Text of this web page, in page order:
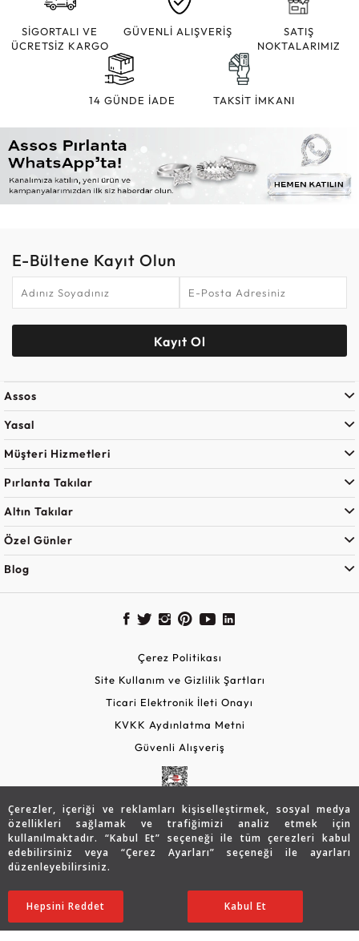
Çerezler, içeriği ve reklamları kişiselleştirmek, sosyal medya
özellikleri sağlamak ve trafiğimizi analiz etmek için
kullanılmaktadır. “Kabul Et” seçeneği ile tüm çerezleri kabul
edebilirsiniz veya “Çerez Ayarları” seçeneği ile ayarları
düzenleyebilirsiniz.
Ayarları Düzenle
Hepsini Reddet Kabul Et
113.319 TL
79.343TL SATIN ALIN
SİGORTALI VE
ÜCRETSİZ KARGO
GÜVENLİ ALIŞVERİŞ
SATIŞ
NOKTALARIMIZ
14 GÜNDE İADE TAKSİT İMKANI
E-Bültene Kayıt Olun
Kayıt Ol
Assos
Yasal
Müşteri Hizmetleri
Pırlanta Takılar
Altın Takılar
Özel Günler
Blog
Çerez Politikası
Site Kullanım ve Gizlilik Şartları
Ticari Elektronik İleti Onayı
KVKK Aydınlatma Metni
Güvenli Alışveriş
Copyright © 2026 Assos Pırlanta - Bu sitenin tüm hakları